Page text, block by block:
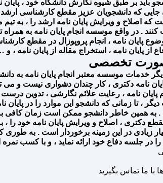
بر طبق شیوه نگارش دانشگاه خود ، پایان
جایی که دانشجویان عزیز مقطع کارشناسی
که اصلاح و ویرایش پایان نامه ارشد را ،
کنند . در واقع موسسه انجام پایان نامه به
پایان نامه ، انجام پروپوزال در مقطع
از پایان نامه ، استخراج مقاله از پایان نامه ،
صورت تخصصی
خدمات موسسه معتبر انجام پایان نامه به
نامه دکتری ، کار چندان دشواری نیست و می
پایان نامه ، رعایت علائم نگارشی ، تدوین
، تا زمانی که دانشجو این موارد را در
. به همین خاطر دانشجو ممکن است زمان کافی
دکتری ، اصلاح و ویرایش پایان نامه خود را
در این زمینه برخوردار است . به طوری که
در جلسه دفاع خود ارائه نماید ، و با کسب
با ما تماس بگیرید